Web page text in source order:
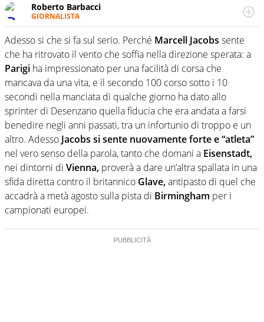
Roberto Barbacci
GIORNALISTA
Giornalista (pubblicista) sportivo a tutto campo, è il
tuttologo di Virgilio Sport. Provate a chiedergli di boxe, di
scherma, di volley o di curling: ve ne farà innamorare
Adesso si che si fa sul serio. Perché Marcell Jacobs sente
che ha ritrovato il vento che soffia nella direzione sperata: a
Parigi ha impressionato per una facilità di corsa che
mancava da una vita, e il secondo 100 corso sotto i 10
secondi nella manciata di qualche giorno ha dato allo
sprinter di Desenzano quella fiducia che era andata a farsi
benedire negli anni passati, tra un infortunio di troppo e un
altro. Adesso Jacobs si sente nuovamente forte e “atleta”
nel vero senso della parola, tanto che domani a Eisenstadt,
nei dintorni di Vienna, proverà a dare un’altra spallata in una
sfida diretta contro il britannico Glave,antipasto di quel che
accadrà a metà agosto sulla pista di Birmingham per i
campionati europei.